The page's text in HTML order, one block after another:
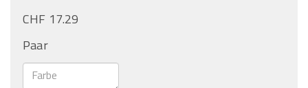
CHF 17.29
Paar